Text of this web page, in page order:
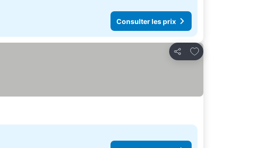
Consulter les prix
Partager
Ajouter à mes favoris